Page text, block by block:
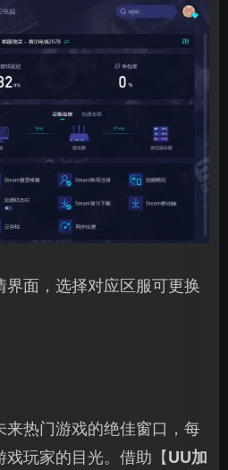
面，选择对应区服可更换
热门游戏的绝佳窗口，每
玩家的目光。借助【UU加